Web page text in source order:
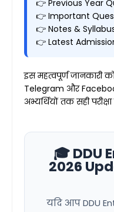
👉 Previous Year
👉 Important
👉 Notes &
👉 Latest
इस महत्वपूर्ण जानकारी
Telegram और
अभ्यर्थियों तक सही
🎓 DDU
2026
यदि आप DDU